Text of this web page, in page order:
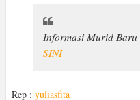
Informasi Murid
SINI
Rep : yuliasfita